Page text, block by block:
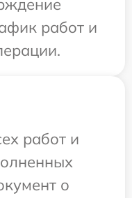
работ и
работ и
о